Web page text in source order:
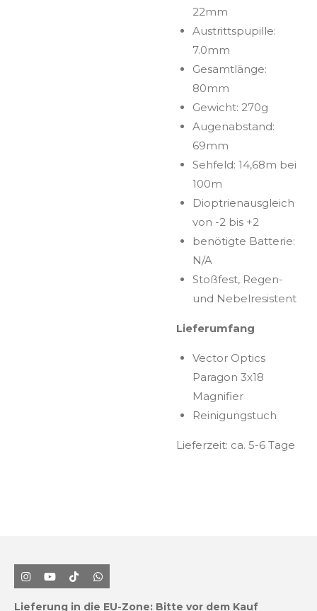
22mm
Austrittspupille:
7.0mm
Gesamtlänge:
80mm
Gewicht: 270g
Augenabstand:
69mm
Sehfeld: 14,68m bei
100m
Dioptrienausgleich
von -2 bis +2
benötigte Batterie:
N/A
Stoßfest, Regen-
und Nebelresistent
Lieferumfang
Vector Optics
Paragon 3x18
Magnifier
Reinigungstuch
Lieferzeit: ca. 5-6 Tage
I
n
Y
o
T
i
k
W
h
Lieferung in die EU-Zone: Bitte vor dem Kauf